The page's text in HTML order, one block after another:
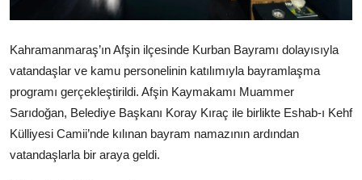
Kahramanmaraş’ın Afşin ilçesinde Kurban Bayramı dolayısıyla
vatandaşlar ve kamu personelinin katılımıyla bayramlaşma
programı gerçekleştirildi. Afşin Kaymakamı Muammer
Sarıdoğan, Belediye Başkanı Koray Kıraç ile birlikte Eshab-ı Kehf
Külliyesi Camii’nde kılınan bayram namazının ardından
vatandaşlarla bir araya geldi.